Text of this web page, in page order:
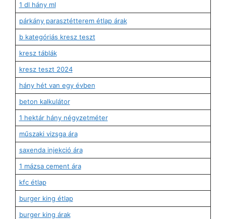
1 dl hány ml
párkány parasztétterem étlap árak
b kategóriás kresz teszt
kresz táblák
kresz teszt 2024
hány hét van egy évben
beton kalkulátor
1 hektár hány négyzetméter
műszaki vizsga ára
saxenda injekció ára
1 mázsa cement ára
kfc étlap
burger king étlap
burger king árak